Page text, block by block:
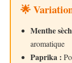
🌟
Menthe
aromatique
Paprika :